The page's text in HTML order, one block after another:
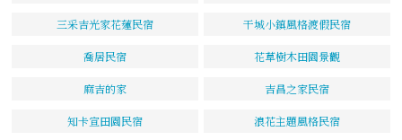
三采吉光家花蓮民宿 干城小鎮風格渡假民宿
喬居民宿 花草樹木田園景觀
麻吉的家 吉昌之家民宿
知卡宣田園民宿 浪花主題風格民宿